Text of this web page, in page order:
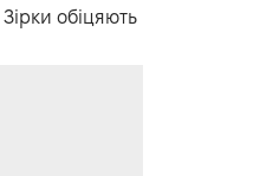
Зірки обіцяють